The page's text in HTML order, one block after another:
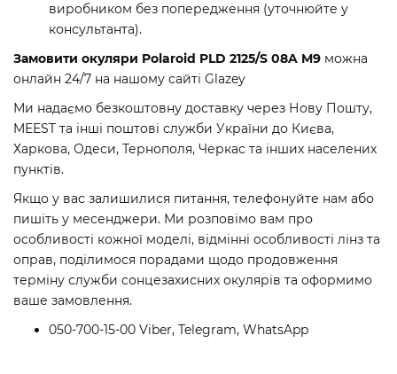
виробником без попередження (уточнюйте у
консультанта).
Замовити окуляри Polaroid PLD 2125/S 08A M9 можна
онлайн 24/7 на нашому сайті Glazey
Ми надаємо безкоштовну доставку через Нову Пошту,
MEEST та інші поштові служби України до Києва,
Харкова, Одеси, Тернополя, Черкас та інших населених
пунктів.
Якщо у вас залишилися питання, телефонуйте нам або
пишіть у месенджери. Ми розповімо вам про
особливості кожної моделі, відмінні особливості лінз та
оправ, поділимося порадами щодо продовження
терміну служби сонцезахисних окулярів та оформимо
ваше замовлення.
050-700-15-00 Viber, Telegram, WhatsApp